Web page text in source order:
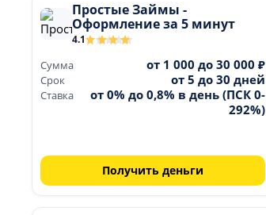
Простые Займы -
Оформление за 5 минут
4.1
Сумма от 1 000 до 30 000 ₽
Срок от 5 до 30 дней
Ставка
от 0% до 0,8% в день (ПСК 0-
292%)
Получить деньги